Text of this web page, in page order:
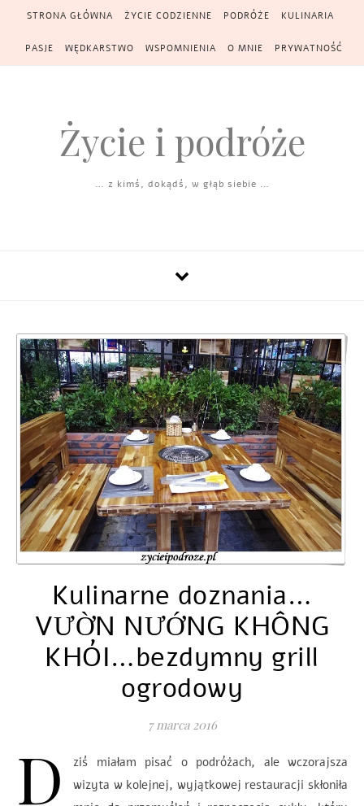
Skip to content
STRONA GŁÓWNA ŻYCIE CODZIENNE PODRÓŻE KULINARIA
PASJE WĘDKARSTWO WSPOMNIENIA O MNIE PRYWATNOŚĆ
Życie i podróże
… z kimś, dokądś, w głąb siebie …
Kulinarne doznania…
VƯỜN NƯỚNG KHÔNG
KHÓI…bezdymny grill
ogrodowy
7 marca 2016
D
ziś miałam pisać o podróżach, ale wczorajsza
wizyta w kolejnej, wyjątkowej restauracji skłoniła